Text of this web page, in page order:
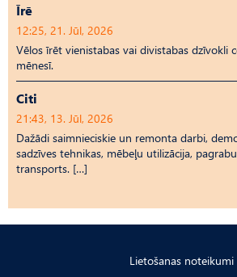
Īrē
12:25, 21. Jūl, 2026
Vēlos īrēt vienistabas vai divistabas dzīvokli
mēnesī.
Citi
21:43, 13. Jūl, 2026
Dažādi saimnieciskie un remonta darbi,
sadzīves tehnikas, mēbeļu utilizācija,
transports. […]
Lietošanas noteikumi